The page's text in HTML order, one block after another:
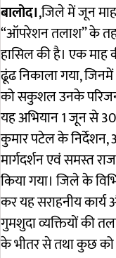
बालोद।,जिले में जून
“ऑपरेशन तलाश” के
हासिल की है। एक माह
ढूंढ निकाला गया,
को सकुशल उनके
यह अभियान 1 जून से
कुमार पटेल के निर्देशन,
मार्गदर्शन एवं समस्त
किया गया। जिले के
कर यह सराहनीय कार्य
गुमशुदा व्यक्तियों की
के भीतर से तथा कुछ को